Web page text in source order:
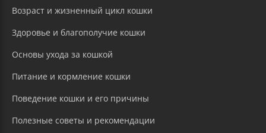
Возраст и жизненный цикл кошки
Здоровье и благополучие кошки
Основы ухода за кошкой
Питание и кормление кошки
Поведение кошки и его причины
Полезные советы и рекомендации